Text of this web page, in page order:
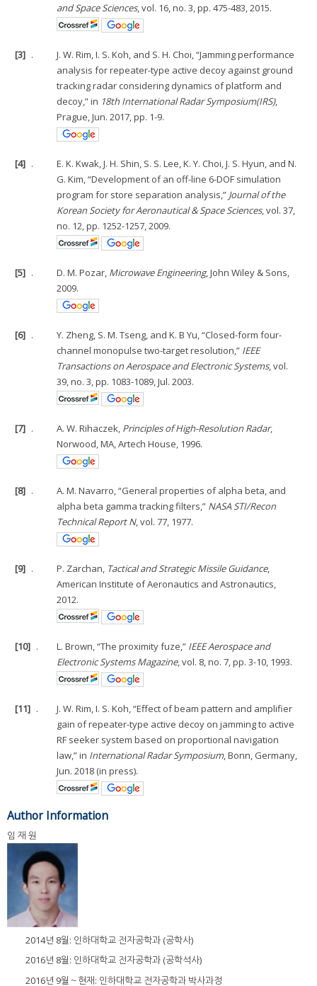
and Space Sciences, vol. 16, no. 3, pp. 475-483, 2015.
[3] .
J. W. Rim, I. S. Koh, and S. H. Choi, “Jamming performance
analysis for repeater-type active decoy against ground
tracking radar considering dynamics of platform and
decoy,” in 18th International Radar Symposium(IRS),
Prague, Jun. 2017, pp. 1-9.
[4] .
E. K. Kwak, J. H. Shin, S. S. Lee, K. Y. Choi, J. S. Hyun, and N.
G. Kim, “Development of an off-line 6-DOF simulation
program for store separation analysis,” Journal of the
Korean Society for Aeronautical & Space Sciences, vol. 37,
no. 12, pp. 1252-1257, 2009.
[5] . D. M. Pozar, Microwave Engineering, John Wiley & Sons,
2009.
[6] .
Y. Zheng, S. M. Tseng, and K. B Yu, “Closed-form four-
channel monopulse two-target resolution,” IEEE
Transactions on Aerospace and Electronic Systems, vol.
39, no. 3, pp. 1083-1089, Jul. 2003.
[7] . A. W. Rihaczek, Principles of High-Resolution Radar,
Norwood, MA, Artech House, 1996.
[8] .
A. M. Navarro, “General properties of alpha beta, and
alpha beta gamma tracking filters,” NASA STI/Recon
Technical Report N, vol. 77, 1977.
[9] . P. Zarchan, Tactical and Strategic Missile Guidance,
American Institute of Aeronautics and Astronautics,
2012.
[10] . L. Brown, “The proximity fuze,” IEEE Aerospace and
Electronic Systems Magazine, vol. 8, no. 7, pp. 3-10, 1993.
[11] .
J. W. Rim, I. S. Koh, “Effect of beam pattern and amplifier
gain of repeater-type active decoy on jamming to active
RF seeker system based on proportional navigation
law,” in International Radar Symposium, Bonn, Germany,
Jun. 2018 (in press).
Author Information
임 재 원
2014년 8월: 인하대학교 전자공학과 (공학사)
2016년 8월: 인하대학교 전자공학과 (공학석사)
2016년 9월～현재: 인하대학교 전자공학과 박사과정